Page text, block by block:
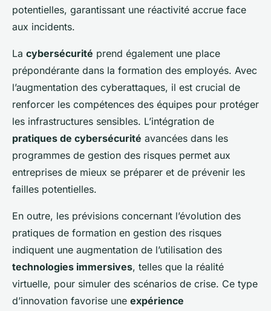
potentielles, garantissant une réactivité accrue face
aux incidents.
La cybersécurité prend également une place
prépondérante dans la formation des employés. Avec
l’augmentation des cyberattaques, il est crucial de
renforcer les compétences des équipes pour protéger
les infrastructures sensibles. L’intégration de
pratiques de cybersécurité avancées dans les
programmes de gestion des risques permet aux
entreprises de mieux se préparer et de prévenir les
failles potentielles.
En outre, les prévisions concernant l’évolution des
pratiques de formation en gestion des risques
indiquent une augmentation de l’utilisation des
technologies immersives, telles que la réalité
virtuelle, pour simuler des scénarios de crise. Ce type
d’innovation favorise une expérience